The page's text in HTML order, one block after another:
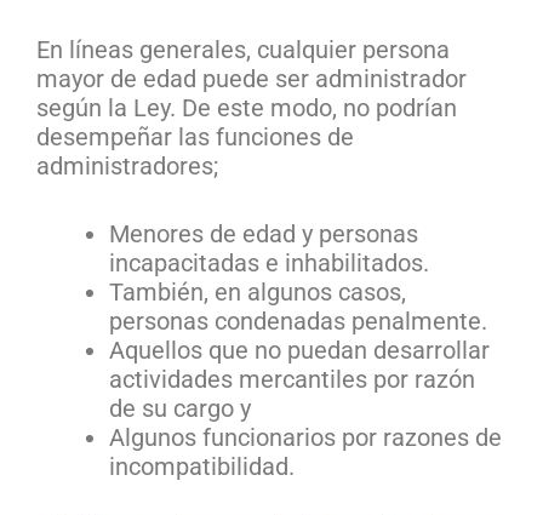
En líneas generales, cualquier persona
mayor de edad puede ser administrador
según la Ley. De este modo, no podrían
desempeñar las funciones de
administradores;
Menores de edad y personas
incapacitadas e inhabilitados.
También, en algunos casos,
personas condenadas penalmente.
Aquellos que no puedan desarrollar
actividades mercantiles por razón
de su cargo y
Algunos funcionarios por razones de
incompatibilidad.